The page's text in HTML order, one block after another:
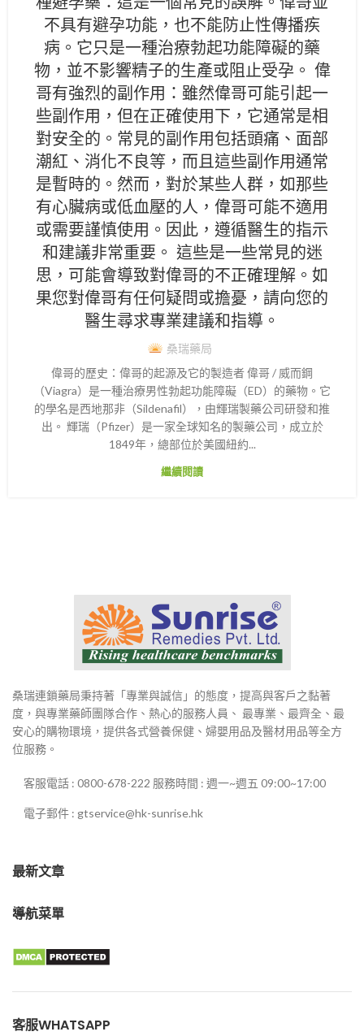
不具有避孕功能，也不能防止性傳播疾
病。它只是一種治療勃起功能障礙的藥
物，並不影響精子的生產或阻止受孕。 偉
哥有強烈的副作用：雖然偉哥可能引起一
些副作用，但在正確使用下，它通常是相
對安全的。常見的副作用包括頭痛、面部
潮紅、消化不良等，而且這些副作用通常
是暫時的。然而，對於某些人群，如那些
有心臟病或低血壓的人，偉哥可能不適用
或需要謹慎使用。因此，遵循醫生的指示
和建議非常重要。 這些是一些常見的迷
思，可能會導致對偉哥的不正確理解。如
果您對偉哥有任何疑問或擔憂，請向您的
醫生尋求專業建議和指導。
桑瑞藥局
偉哥的歷史：偉哥的起源及它的製造者 偉哥 / 威而鋼
（Viagra）是一種治療男性勃起功能障礙（ED）的藥物。它
的學名是西地那非（Sildenafil），由輝瑞製藥公司研發和推
出。 輝瑞（Pfizer）是一家全球知名的製藥公司，成立於
1849年，總部位於美國紐約...
繼續閱讀
桑瑞連鎖藥局秉持著「專業與誠信」的態度，提高與客戶之黏著
度，與專業藥師團隊合作、熱心的服務人員、 最專業、最齊全、最
安心的購物環境，提供各式營養保健、婦嬰用品及醫材用品等全方
位服務。
客服電話 : 0800-678-222 服務時間 : 週一~週五 09:00~17:00
電子郵件 : gtservice@hk-sunrise.hk
最新文章
導航菜單
客服WHATSAPP